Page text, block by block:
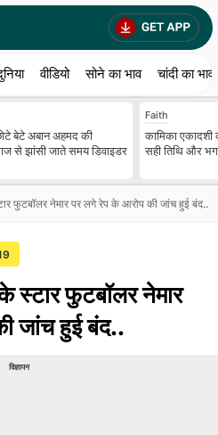
वीडियो सोने का भाव चांदी का भाव
बेटे अबान अहमद की
से झांसी जाते समय डिवाइडर
Faith
कामिका
सही तिथि और
फुटबॉलर नेमार पर लगे रेप के आरोप की जांच हुई बंद..
स्टार फुटबॉलर नेमार
जांच हुई बंद..
विज्ञापन